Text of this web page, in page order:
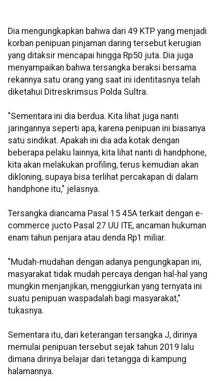
Dia mengungkapkan bahwa dari 49 KTP yang menjadi
korban penipuan pinjaman daring tersebut kerugian
yang ditaksir mencapai hingga Rp50 juta. Dia juga
menyampaikan bahwa tersangka beraksi bersama
rekannya satu orang yang saat ini identitasnya telah
diketahui Ditreskrimsus Polda Sultra.
"Sementara ini dia berdua. Kita lihat juga nanti
jaringannya seperti apa, karena penipuan ini biasanya
satu sindikat. Apakah ini dia ada kotak dengan
beberapa pelaku lainnya, kita lihat nanti di handphone,
kita akan melakukan profiling, terus kemudian akan
dikloning, supaya bisa terlihat percakapan di dalam
handphone itu," jelasnya.
Tersangka diancama Pasal 15 45A terkait dengan e-
commerce jucto Pasal 27 UU ITE, ancaman hukuman
enam tahun penjara atau denda Rp1 miliar.
"Mudah-mudahan dengan adanya pengungkapan ini,
masyarakat tidak mudah percaya dengan hal-hal yang
mungkin menjanjikan, menggiurkan yang ternyata ini
suatu penipuan waspadalah bagi masyarakat,"
tukasnya.
Sementara itu, dari keterangan tersangka J, dirinya
memulai penipuan tersebut sejak tahun 2019 lalu
dimana dirinya belajar dari tetangga di kampung
halamannya.